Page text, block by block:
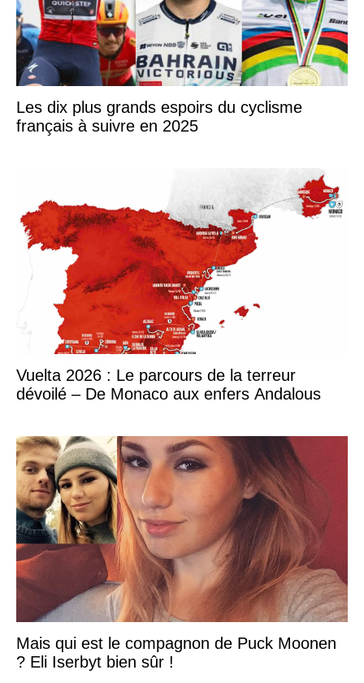
Les dix plus grands espoirs du cyclisme
français à suivre en 2025
Vuelta 2026 : Le parcours de la terreur
dévoilé – De Monaco aux enfers Andalous
Mais qui est le compagnon de Puck Moonen
? Eli Iserbyt bien sûr !